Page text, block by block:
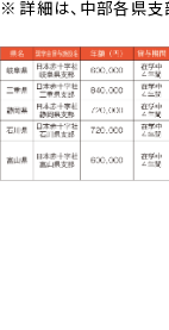
詳細は、中部各県支